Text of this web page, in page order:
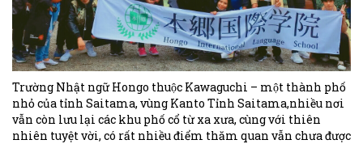
Trường Nhật ngữ Hongo thuộc Kawaguchi – một thành phố
nhỏ của tỉnh Saitama, vùng Kanto Tỉnh Saitama,nhiều nơi
vẫn còn lưu lại các khu phố cổ từ xa xưa, cùng với thiên
nhiên tuyệt vời, có rất nhiều điểm thăm quan vẫn chưa được